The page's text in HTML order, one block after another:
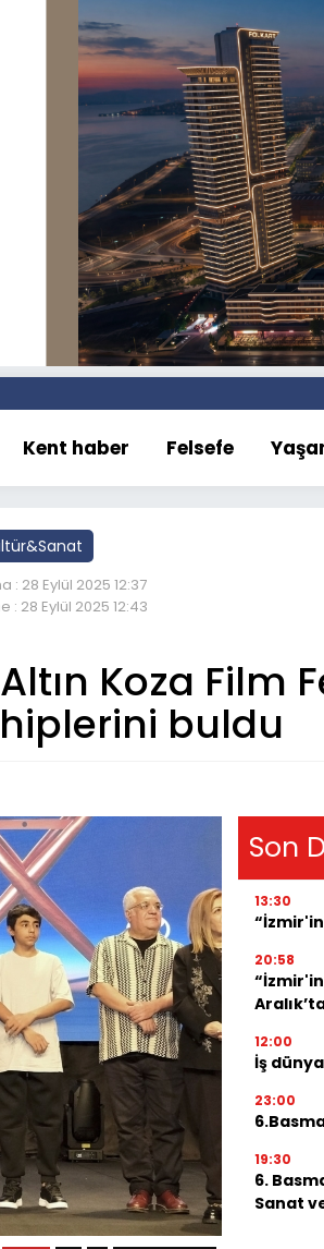
Kent haber Felsefe
: 28 Eylül 2025 12:37
: 28 Eylül 2025 12:43
Koza Film
buldu
Son
13:30
“İzmir'in
20:58
“İzmir'in
12:00
İş
23:00
19:30
6.
Sanat